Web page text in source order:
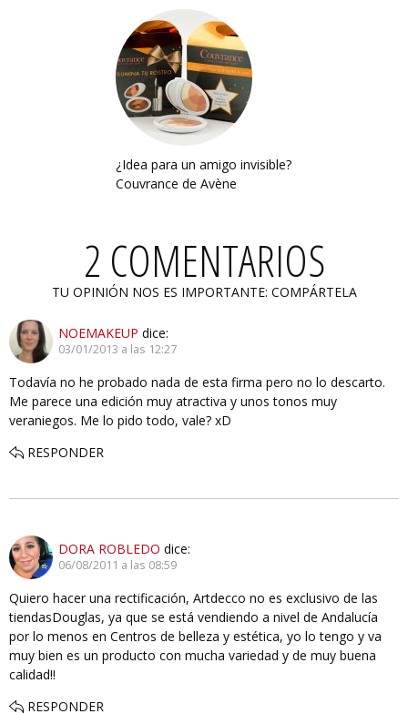
¿Idea para un amigo invisible?
Couvrance de Avène
2 COMENTARIOS
TU OPINIÓN NOS ES IMPORTANTE: COMPÁRTELA
NOEMAKEUP dice:
03/01/2013 a las 12:27
Todavía no he probado nada de esta firma pero no lo descarto.
Me parece una edición muy atractiva y unos tonos muy
veraniegos. Me lo pido todo, vale? xD
RESPONDER
DORA ROBLEDO dice:
06/08/2011 a las 08:59
Quiero hacer una rectificación, Artdecco no es exclusivo de las
tiendasDouglas, ya que se está vendiendo a nivel de Andalucía
por lo menos en Centros de belleza y estética, yo lo tengo y va
muy bien es un producto con mucha variedad y de muy buena
calidad!!
RESPONDER